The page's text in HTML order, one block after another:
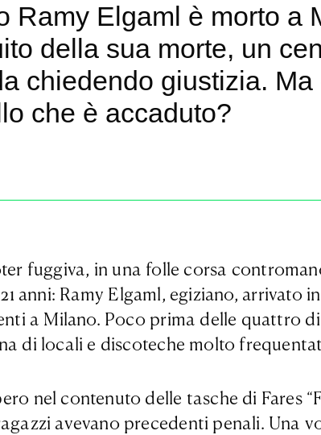
Ramy Elgaml è morto a
della sua morte, un
chiedendo giustizia.
che è accaduto?
fuggiva, in una folle corsa
anni: Ramy Elgaml, egiziano, arrivato
a Milano. Poco prima delle quattro
di locali e discoteche molto
nel contenuto delle tasche di Fares
avevano precedenti penali. Una